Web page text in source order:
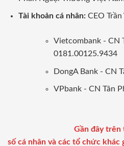
Tài khoản cá nhân: CEO Trần
Vietcombank - CN
0181.00125.9434
DongA Bank - CN
VPbank - CN Tân
Gần đây
số cá nhân và các tổ chức khác